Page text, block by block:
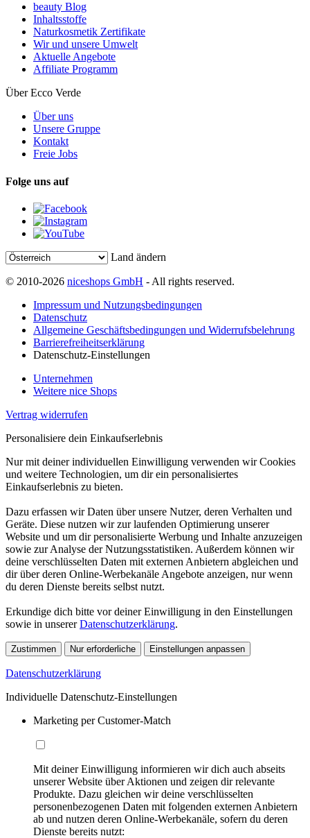
beauty Blog
Inhaltsstoffe
Naturkosmetik Zertifikate
Wir und unsere Umwelt
Aktuelle Angebote
Affiliate Programm
Über Ecco Verde
Über uns
Unsere Gruppe
Kontakt
Freie Jobs
Folge uns auf
Land ändern
© 2010-2026 niceshops GmbH - All rights reserved.
Impressum und Nutzungsbedingungen
Datenschutz
Allgemeine Geschäftsbedingungen und Widerrufsbelehrung
Barrierefreiheitserklärung
Datenschutz-Einstellungen
Unternehmen
Weitere nice Shops
Vertrag widerrufen
Personalisiere dein Einkaufserlebnis
Nur mit deiner individuellen Einwilligung verwenden wir Cookies
und weitere Technologien, um dir ein personalisiertes
Einkaufserlebnis zu bieten.
Dazu erfassen wir Daten über unsere Nutzer, deren Verhalten und
Geräte. Diese nutzen wir zur laufenden Optimierung unserer
Website und um dir personalisierte Werbung und Inhalte anzuzeigen
sowie zur Analyse der Nutzungsstatistiken. Außerdem können wir
deine verschlüsselten Daten mit externen Anbietern abgleichen und
dir über deren Online-Werbekanäle Angebote anzeigen, nur wenn
du deren Dienste bereits selbst nutzt.
Erkundige dich bitte vor deiner Einwilligung in den Einstellungen
sowie in unsererDatenschutzerklärung.
Zustimmen Nur erforderliche Einstellungen anpassen
Datenschutzerklärung
Individuelle Datenschutz-Einstellungen
Marketing per Customer-Match
Mit deiner Einwilligung informieren wir dich auch abseits
unserer Website über Aktionen und zeigen dir relevante
Produkte. Dazu gleichen wir deine verschlüsselten
personenbezogenen Daten mit folgenden externen Anbietern
ab und nutzen deren Online-Werbekanäle, sofern du deren
Dienste bereits nutzt: